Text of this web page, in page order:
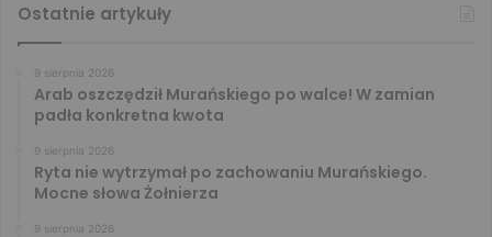
Ostatnie artykuły
9 sierpnia 2026
Arab oszczędził Murańskiego po walce! W zamian
padła konkretna kwota
9 sierpnia 2026
Ryta nie wytrzymał po zachowaniu Murańskiego.
Mocne słowa Żołnierza
9 sierpnia 2026